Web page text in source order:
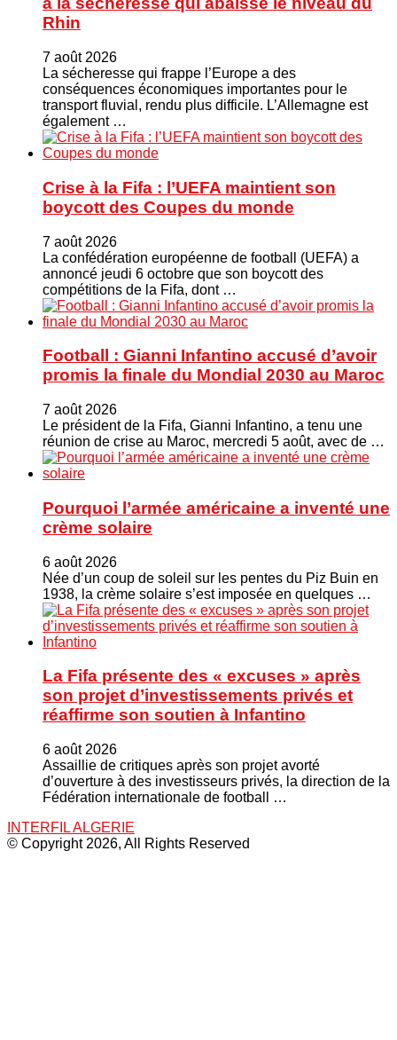
Rhin
7 août 2026
La sécheresse qui frappe l’Europe a des
conséquences économiques importantes pour le
transport fluvial, rendu plus difficile. L’Allemagne est
également …
Crise à la Fifa : l’UEFA maintient son
boycott des Coupes du monde
7 août 2026
La confédération européenne de football (UEFA) a
annoncé jeudi 6 octobre que son boycott des
compétitions de la Fifa, dont …
Football : Gianni Infantino accusé d’avoir
promis la finale du Mondial 2030 au Maroc
7 août 2026
Le président de la Fifa, Gianni Infantino, a tenu une
réunion de crise au Maroc, mercredi 5 août, avec de …
Pourquoi l’armée américaine a inventé une
crème solaire
6 août 2026
Née d’un coup de soleil sur les pentes du Piz Buin en
1938, la crème solaire s’est imposée en quelques …
La Fifa présente des « excuses » après
son projet d’investissements privés et
réaffirme son soutien à Infantino
6 août 2026
Assaillie de critiques après son projet avorté
d’ouverture à des investisseurs privés, la direction de la
Fédération internationale de football …
INTERFIL ALGERIE
© Copyright 2026, All Rights Reserved